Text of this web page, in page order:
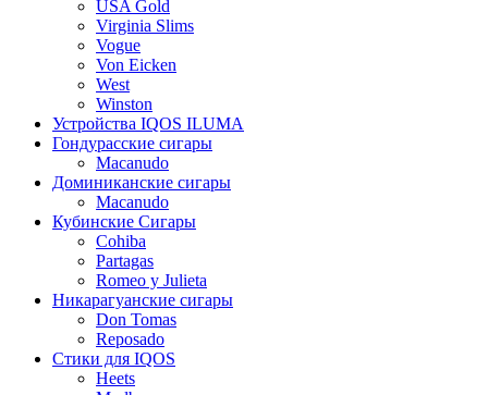
USA Gold
Virginia Slims
Vogue
Von Eicken
West
Winston
Устройства IQOS ILUMA
Гондурасские сигары
Macanudo
Доминиканские сигары
Macanudo
Кубинские Сигары
Cohiba
Partagas
Romeo y Julieta
Никарагуанские сигары
Don Tomas
Reposado
Стики для IQOS
Heets